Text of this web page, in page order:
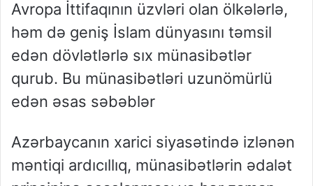
Avropa İttifaqının üzvləri olan ölkələrlə,
həm də geniş İslam dünyasını təmsil
edən dövlətlərlə sıx münasibətlər
qurub. Bu münasibətləri uzunömürlü
edən əsas səbəblər
Azərbaycanın xarici siyasətində izlənən
məntiqi ardıcıllıq, münasibətlərin ədalət